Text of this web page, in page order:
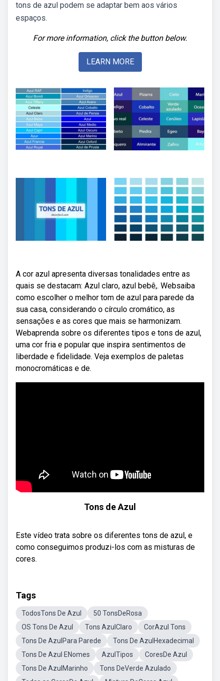
tons de azul podem se adaptar bem aos vários
espaços.
For more information, click the button below.
LEARN MORE
A cor azul apresenta diversas tonalidades entre as
quais se destacam: Azul claro, azul bebê,. Websaiba
como escolher o melhor tom de azul para parede da
sua casa, considerando o círculo cromático, as
sensações e as cores que mais se harmonizam.
Webaprenda sobre os diferentes tipos e tons de azul,
uma cor fria e popular que inspira sentimentos de
liberdade e fidelidade. Veja exemplos de paletas
monocromáticas e de.
Tons de Azul
Este vídeo trata sobre os diferentes tons de azul, e
como conseguimos produzi-los com as misturas de
cores.
Tags
TodosTons De Azul
50 TonsDeRosa
OS Tons De Azul
Tons AzulClaro
CorAzul Tons
Tons De AzulPara Parede
Tons De AzulHexadecimal
Tons De Azul ENomes
AzulTipos
CoresDe Azul
Tons De AzulMarinho
Tons DeVerde Azulado